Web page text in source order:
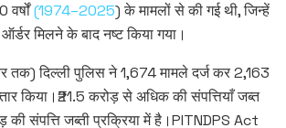
वर्षों(1974–2025) के मामलों से की गई थी, जिन्हें
मिलने के बाद नष्ट किया गया।
तक) दिल्ली पुलिस ने 1,674 मामले दर्ज कर 2,163
किया।₹21.5 करोड़ से अधिक की संपत्तियाँ जब्त
की संपत्ति जब्ती प्रक्रिया में है।PITNDPS Act